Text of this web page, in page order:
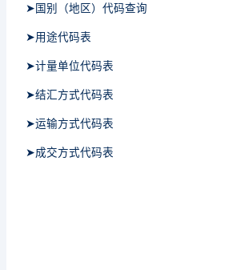
➤国别（地区）代码查询
➤用途代码表
➤计量单位代码表
➤结汇方式代码表
➤运输方式代码表
➤成交方式代码表